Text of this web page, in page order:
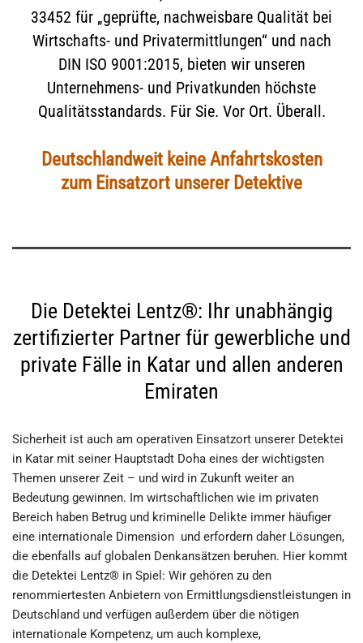
33452 für „geprüfte, nachweisbare Qualität bei
Wirtschafts- und Privatermittlungen“ und nach
DIN ISO 9001:2015, bieten wir unseren
Unternehmens- und Privatkunden höchste
Qualitätsstandards. Für Sie. Vor Ort. Überall.
Deutschlandweit keine Anfahrtskosten
zum Einsatzort unserer Detektive
Die Detektei Lentz®: Ihr unabhängig
zertifizierter Partner für gewerbliche und
private Fälle in Katar und allen anderen
Emiraten
Sicherheit ist auch am operativen Einsatzort unserer Detektei
in Katar mit seiner Hauptstadt Doha eines der wichtigsten
Themen unserer Zeit – und wird in Zukunft weiter an
Bedeutung gewinnen. Im wirtschaftlichen wie im privaten
Bereich haben Betrug und kriminelle Delikte immer häufiger
eine internationale Dimension und erfordern daher Lösungen,
die ebenfalls auf globalen Denkansätzen beruhen. Hier kommt
die Detektei Lentz® in Spiel: Wir gehören zu den
renommiertesten Anbietern von Ermittlungsdienstleistungen in
Deutschland und verfügen außerdem über die nötigen
internationale Kompetenz, um auch komplexe,